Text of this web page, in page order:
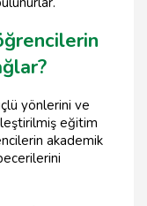
yönlerini ve
eğitim
akademik